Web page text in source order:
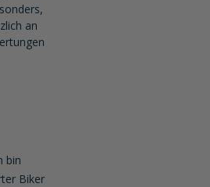
an
bin
Biker